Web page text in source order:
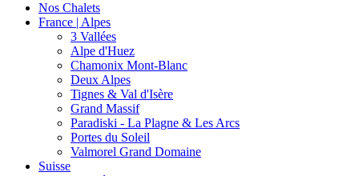
Nos Chalets
France | Alpes
3 Vallées
Alpe d'Huez
Chamonix Mont-Blanc
Deux Alpes
Tignes & Val d'Isère
Grand Massif
Paradiski - La Plagne & Les Arcs
Portes du Soleil
Valmorel Grand Domaine
Suisse